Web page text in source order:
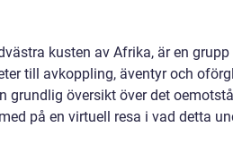
kusten av Afrika, är en grupp
till avkoppling, äventyr och
grundlig översikt över det
på en virtuell resa i vad detta